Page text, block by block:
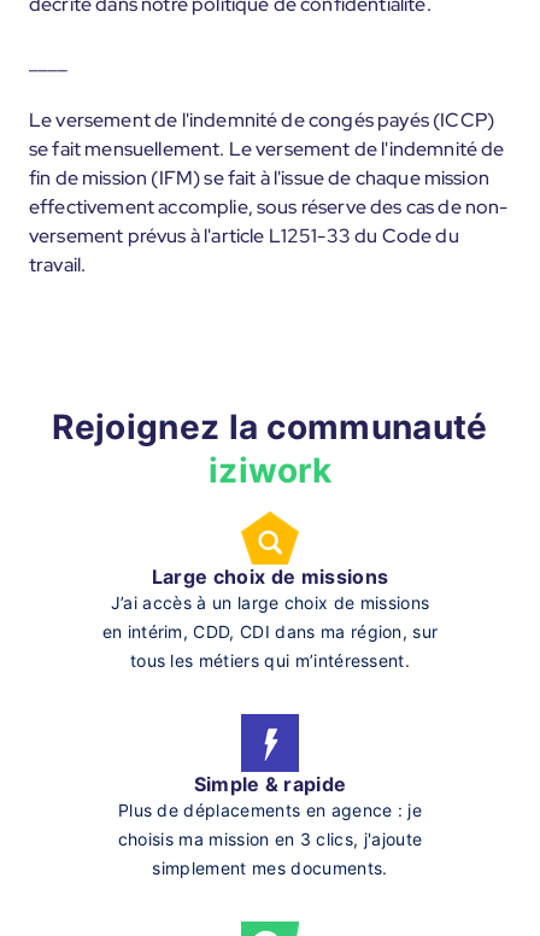
Le versement de l'indemnité de congés payés (ICCP)
se fait mensuellement. Le versement de l'indemnité de
fin de mission (IFM) se fait à l'issue de chaque mission
effectivement accomplie, sous réserve des cas de non-
versement prévus à l'article L1251-33 du Code du
travail.
Rejoignez la communauté
iziwork
Large choix de missions
J’ai accès à un large choix de missions
en intérim, CDD, CDI dans ma région, sur
tous les métiers qui m’intéressent.
Simple & rapide
Plus de déplacements en agence : je
choisis ma mission en 3 clics, j'ajoute
simplement mes documents.